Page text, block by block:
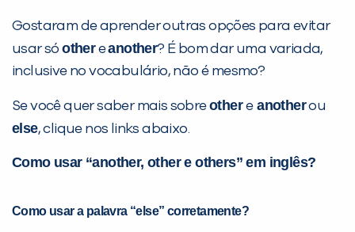
Gostaram de aprender outras opções para evitar
usar sóothereanother? É bom dar uma variada,
inclusive no vocabulário, não é mesmo?
Se você quer saber mais sobreothereanotherou
else, clique nos links abaixo.
Como usar “another, other e others” em inglês?
Como usar a palavra “else” corretamente?